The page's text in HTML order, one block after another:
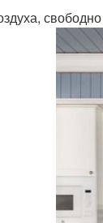
свободно